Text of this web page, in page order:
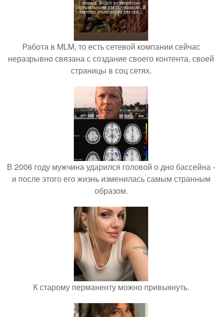
Работа в MLM, то есть сетевой компании сейчас
неразрывно связана с создание своего контента, своей
страницы в соц сетях.
В 2006 году мужчина ударился головой о дно бассейна -
и после этого его жизнь изменилась самым странным
образом.
К старому перманенту можно привыкнуть.